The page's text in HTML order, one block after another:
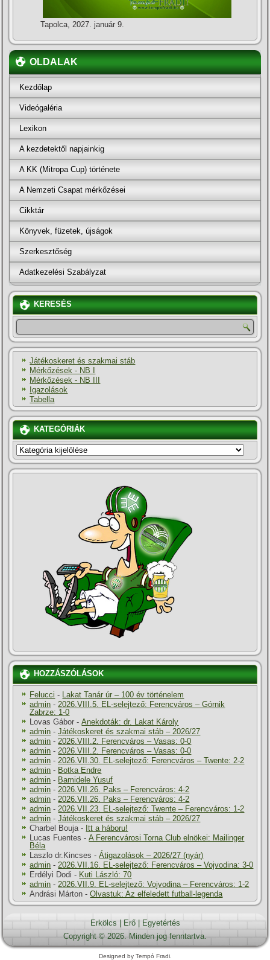
Tapolca, 2027. január 9.
OLDALAK
Kezdőlap
Videógaléria
Lexikon
A kezdetektől napjainkig
A KK (Mitropa Cup) története
A Nemzeti Csapat mérkőzései
Cikktár
Könyvek, füzetek, újságok
Szerkesztőség
Adatkezelési Szabályzat
KERESÉS
Játékoskeret és szakmai stáb
Mérkőzések - NB I
Mérkőzések - NB III
Igazolások
Tabella
KATEGÓRIÁK
KATEGÓRIÁK
HOZZÁSZÓLÁSOK
Felucci -
Lakat Tanár úr – 100 év történelem
admin - 2026.VIII.5. EL-selejtező: Ferencváros – Górnik
Zabrze: 1-0
Lovas Gábor -Anekdoták: dr. Lakat Károly
admin -Játékoskeret és szakmai stáb – 2026/27
admin - 2026.VIII.2. Ferencváros – Vasas: 0-0
admin - 2026.VIII.2. Ferencváros – Vasas: 0-0
admin - 2026.VII.30. EL-selejtező: Ferencváros – Twente: 2-2
admin - Botka Endre
admin - Bamidele Yusuf
admin - 2026.VII.26. Paks – Ferencváros: 4-2
admin - 2026.VII.26. Paks – Ferencváros: 4-2
admin - 2026.VII.23. EL-selejtező: Twente – Ferencváros: 1-2
admin -Játékoskeret és szakmai stáb – 2026/27
Charbel Bouja - Itt a háboru!
Lucas Fuentes -A Ferencvárosi Torna Club elnökei: Mailinger
Béla
Laszlo dr.Kincses -Átigazolások – 2026/27 (nyár)
admin - 2026.VII.16. EL-selejtező: Ferencváros – Vojvodina: 3-0
Erdélyi Dodi - Kuti László: 70
admin - 2026.VII.9. EL-selejtező: Vojvodina – Ferencváros: 1-2
Andrási Márton -Olvastuk: Az elfeledett futball-legenda
Erkölcs Erő|
Egyetértés
Copyright © 2026. Minden jog fenntartva.
Designed by Tempó Fradi.